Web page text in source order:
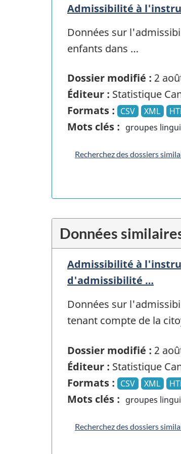
Admissibilité à
Données sur
enfants dans …
Dossier modifié : 2
Éditeur : Statistique
Formats : CSV XML
Mots clés : groupes
Recherchez des dossiers
Données
Admissibilité à
d'admissibilité …
Données sur
tenant compte de la
Dossier modifié : 2
Éditeur : Statistique
Formats : CSV XML
Mots clés : groupes
Recherchez des dossiers